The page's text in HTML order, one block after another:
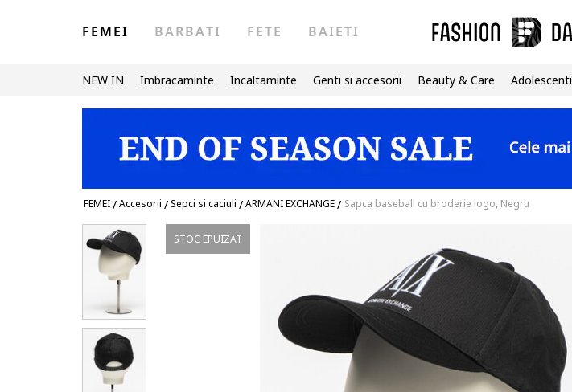
FEMEI BARBATI FETE BAIETI
NEW IN Imbracaminte Incaltaminte Genti si accesorii Beauty & Care Adolescenti
FEMEI/Accesorii /Sepci si caciuli /ARMANI EXCHANGE/ Sapca baseball cu broderie logo, Negru
STOC EPUIZAT